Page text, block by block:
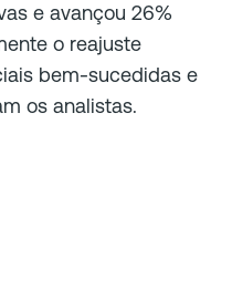
e avançou 26%
o reajuste
bem-sucedidas e
os analistas.